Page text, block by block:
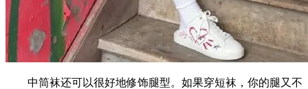
中筒袜还可以很好地修饰腿型。如果穿短袜，你的腿又不